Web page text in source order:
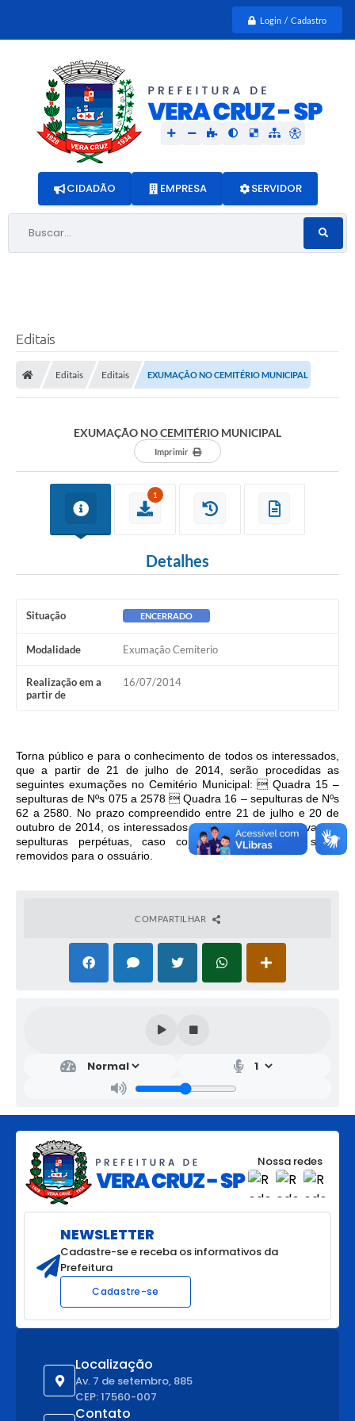
Login / Cadastro
Buscar...
CIDADÃO EMPRESA SERVIDOR
Editais
Editais Editais EXUMAÇÃO NO CEMITÉRIO MUNICIPAL
EXUMAÇÃO NO CEMITÉRIO MUNICIPAL
Imprimir
1
Detalhes
Situação ENCERRADO
Modalidade Exumação Cemiterio
Realização em a
partir de
16/07/2014
Torna público e para o conhecimento de todos os interessados,
que a partir de 21 de julho de 2014, serão procedidas as
seguintes exumações no Cemitério Municipal:  Quadra 15 –
sepulturas de Nºs 075 a 2578  Quadra 16 – sepulturas de Nºs
62 a 2580. No prazo compreendido entre 21 de julho e 20 de
outubro de 2014, os interessados deverão solicitar reservas de
sepulturas perpétuas, caso contrário, os despojos serão
removidos para o ossuário.
COMPARTILHAR
Localização
Av. 7 de setembro, 885
CEP: 17560-007
Contato
Nossa redes
NEWSLETTER
Cadastre-se e receba os informativos da
Prefeitura
Cadastre-se